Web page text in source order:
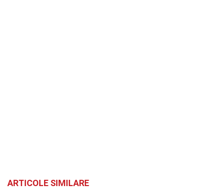
ARTICOLE SIMILARE